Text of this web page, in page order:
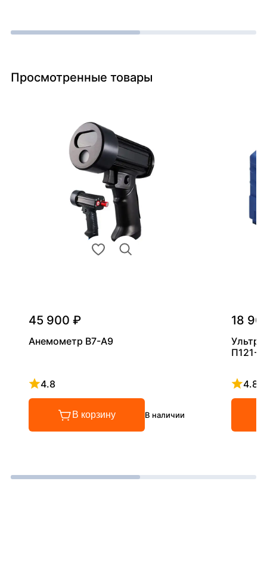
Просмотренные товары
45 900 ₽
Анемометр В7-А9
4.8
Рейтинг 4.8 из 5
В корзину В наличии
18
П121-
4.8